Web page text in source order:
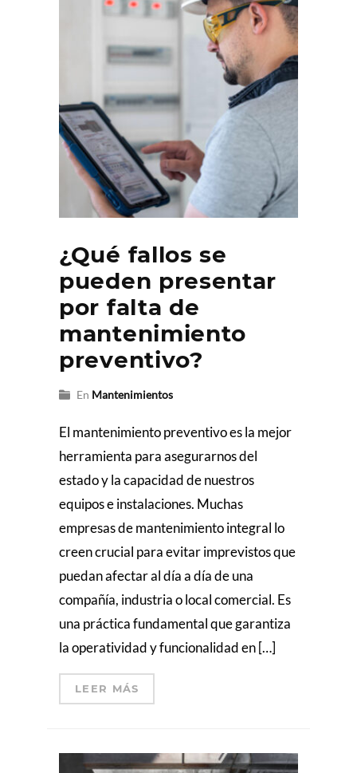
¿Qué fallos se
pueden presentar
por falta de
mantenimiento
preventivo?
En Mantenimientos
El mantenimiento preventivo es la mejor
herramienta para asegurarnos del
estado y la capacidad de nuestros
equipos e instalaciones. Muchas
empresas de mantenimiento integral lo
creen crucial para evitar imprevistos que
puedan afectar al día a día de una
compañía, industria o local comercial. Es
una práctica fundamental que garantiza
la operatividad y funcionalidad en […]
LEER MÁS